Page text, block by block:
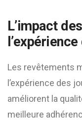
L’impact
Les revêtements
l’expérience des
améliorent la
meilleure